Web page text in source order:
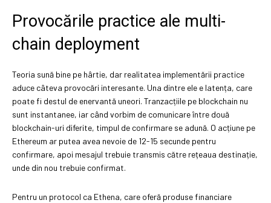
Provocările practice ale multi-
chain deployment
Teoria sună bine pe hârtie, dar realitatea implementării practice
aduce câteva provocări interesante. Una dintre ele e latența, care
poate fi destul de enervantă uneori. Tranzacțiile pe blockchain nu
sunt instantanee, iar când vorbim de comunicare între două
blockchain-uri diferite, timpul de confirmare se adună. O acțiune pe
Ethereum ar putea avea nevoie de 12-15 secunde pentru
confirmare, apoi mesajul trebuie transmis către rețeaua destinație,
unde din nou trebuie confirmat.
Pentru un protocol ca Ethena, care oferă produse financiare